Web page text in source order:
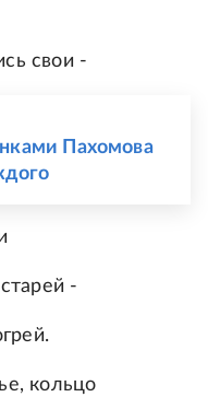
свои -
Пахомова
-
кольцо